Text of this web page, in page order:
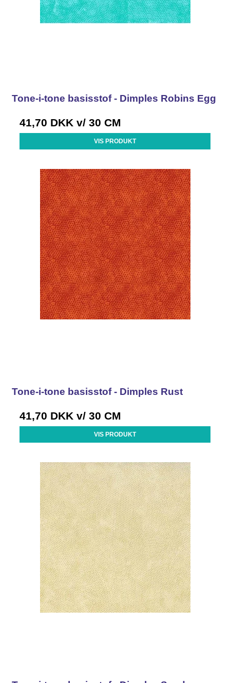
Tone-i-tone basisstof - Dimples Robins Egg
41,70 DKK v/ 30 CM
VIS PRODUKT
Tone-i-tone basisstof - Dimples Rust
41,70 DKK v/ 30 CM
VIS PRODUKT